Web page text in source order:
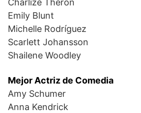
Charlize Theron
Emily Blunt
Michelle Rodríguez
Scarlett Johansson
Shailene Woodley
Mejor Actriz de Comedia
Amy Schumer
Anna Kendrick